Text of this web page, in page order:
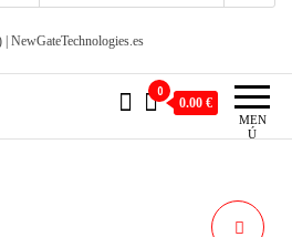
NewGateTechnologies.es
MEN
Ú
0
0.00 €